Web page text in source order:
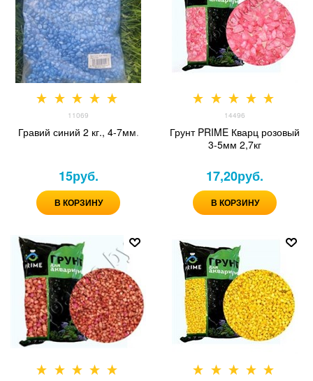
11069
Гравий синий 2 кг., 4-7мм.
15руб.
В КОРЗИНУ
14496
Грунт PRIME Кварц розовый
3-5мм 2,7кг
17,20руб.
В КОРЗИНУ